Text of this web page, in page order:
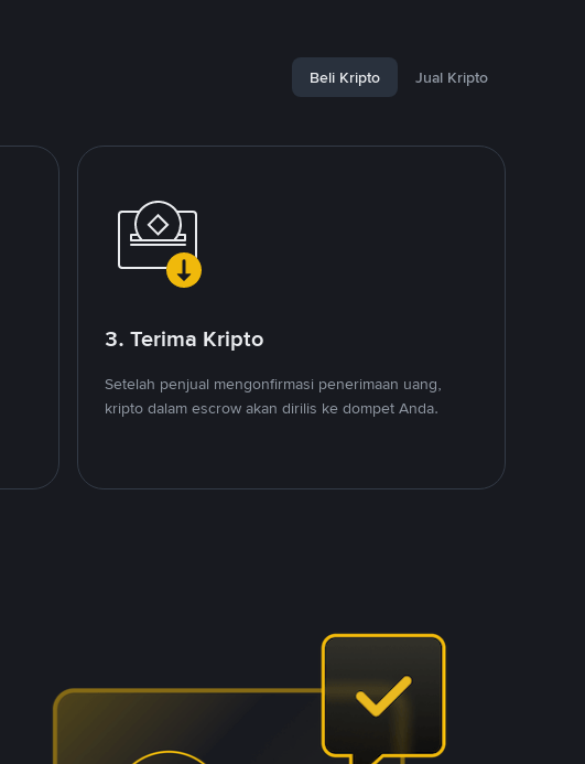
Beli Kripto Jual Kripto
3. Terima Kripto
Setelah penjual mengonfirmasi penerimaan uang,
kripto dalam escrow akan dirilis ke dompet Anda.